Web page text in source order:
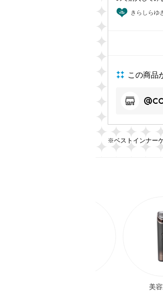
きらしらゆ
この商品
※ベストインナー
日